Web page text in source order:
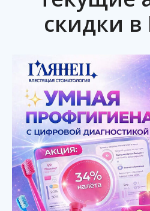
скидки в